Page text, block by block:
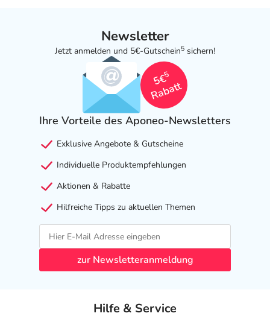
Newsletter
Jetzt anmelden und 5€-Gutschein5 sichern!
5€
5
Rabatt
Ihre Vorteile des Aponeo-Newsletters
Exklusive Angebote & Gutscheine
Individuelle Produktempfehlungen
Aktionen & Rabatte
Hilfreiche Tipps zu aktuellen Themen
zur Newsletteranmeldung
Hilfe & Service